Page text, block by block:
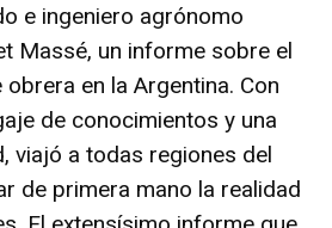
e ingeniero agrónomo
Massé, un informe sobre el
en la Argentina. Con
de conocimientos y una
viajó a todas regiones del
de primera mano la realidad